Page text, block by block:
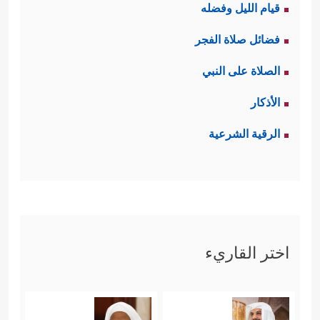
والعناية بها، ولم يغفل القرآن هنا الجانب
الجسدي في التربية
ٱلۡمِحۡرَابَ وَجَدَ عِندَهَا رِزۡقࣰا﴾
وهكذا ينتقل الخير وينتشر﴿هُنَالِكَ دَعَا
قيام الليل وفضله
فضائل صلاة الفجر
الصلاة على النبي
الأذكار
الرقية الشرعية
اختر القاريء